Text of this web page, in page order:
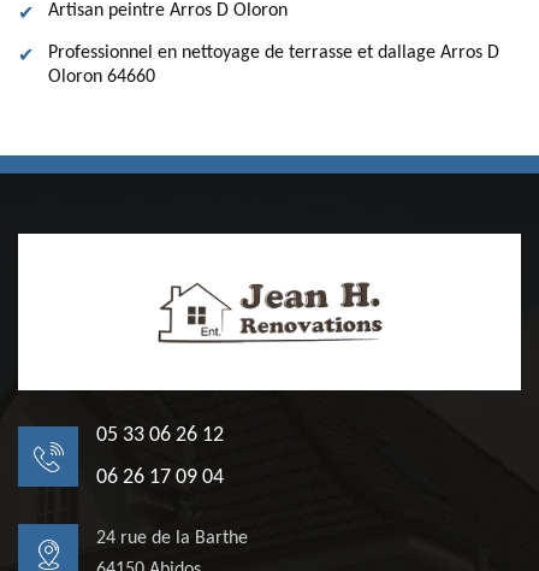
Artisan peintre Arros D Oloron
Professionnel en nettoyage de terrasse et dallage Arros D
Oloron 64660
05 33 06 26 12
06 26 17 09 04
24 rue de la Barthe